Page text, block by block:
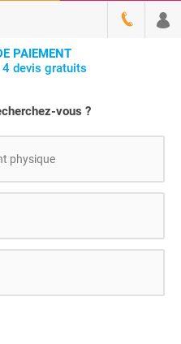
PAIEMENT
4 devis gratuits
vous ?
physique